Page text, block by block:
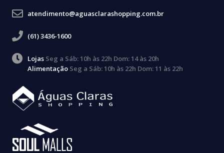
atendimento@aguasclarashopping.com.br
(61) 3436-1600
Lojas Seg a Sáb: 10h às 22h Dom: 14 às 20h
Alimentação Seg a Sáb: 10h às 22h Dom: 11 às 22h